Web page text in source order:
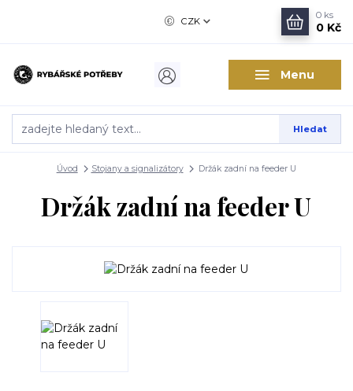
Menu
CZK
Hledat
0 ks
0 Kč
Úvod Stojany a signalizátory Držák zadní na feeder U
Držák zadní na feeder U